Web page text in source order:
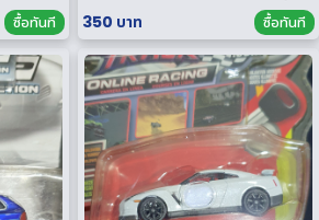
ซื้อทันที
350 บาท
ซื้อทันที